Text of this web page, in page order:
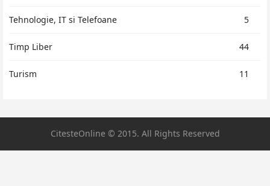
Tehnologie, IT si Telefoane 5
Timp Liber 44
Turism 11
CitesteOnline © 2015. All Rights Reserved